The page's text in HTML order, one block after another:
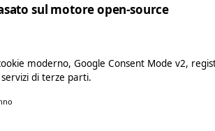
sul motore open-source
moderno, Google Consent Mode v2,
di terze parti.